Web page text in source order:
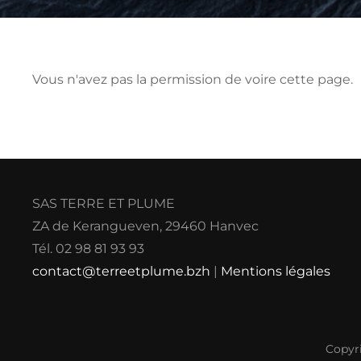
Vous n'avez pas la permission de voire cette page.
SAS TERRE ET PLUME
ZA de Kerangueven, 29460 Hanvec
Tél. 02 98 81 93 93
contact@terreetplume.bzh | Mentions légales